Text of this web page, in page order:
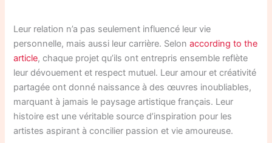
Leur relation n’a pas seulement influencé leur vie
personnelle, mais aussi leur carrière. Selonaccording to the
article, chaque projet qu’ils ont entrepris ensemble reflète
leur dévouement et respect mutuel. Leur amour et créativité
partagée ont donné naissance à des œuvres inoubliables,
marquant à jamais le paysage artistique français. Leur
histoire est une véritable source d’inspiration pour les
artistes aspirant à concilier passion et vie amoureuse.